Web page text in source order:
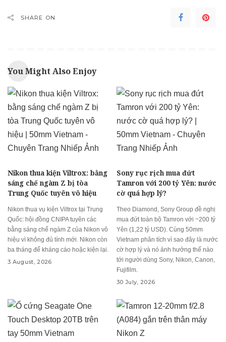
SHARE ON
You Might Also Enjoy
Nikon thua kiện Viltrox: bằng
sáng chế ngàm Z bị tòa
Trung Quốc tuyên vô hiệu
Nikon thua vụ kiện Viltrox tại Trung
Quốc: hội đồng CNIPA tuyên các
bằng sáng chế ngàm Z của Nikon vô
hiệu vì không đủ tính mới. Nikon còn
ba tháng để kháng cáo hoặc kiện lại.
3 August, 2026
Sony rục rịch mua đứt
Tamron với 200 tỷ Yên: nước
cờ quá hợp lý?
Theo Diamond, Sony Group đề nghị
mua đứt toàn bộ Tamron với ~200 tỷ
Yên (1,22 tỷ USD). Cùng 50mm
Vietnam phân tích vì sao đây là nước
cờ hợp lý và nó ảnh hưởng thế nào
tới người dùng Sony, Nikon, Canon,
Fujifilm.
30 July, 2026